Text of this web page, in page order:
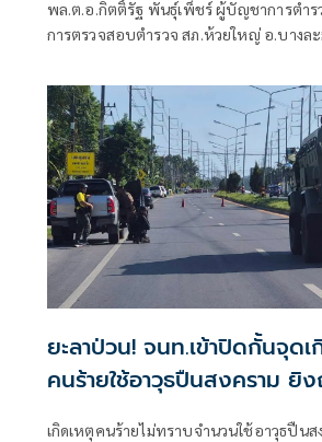
พล.ต.อ.กิตติ์รัฐ พันธุ์เพ็ชร์ ผู้บัญชาการตำร
การตรวจสอบตำรวจ สภ.ห้วยใหญ่ อ.บางล
มาระบุว่า นายป๋องเป็นเด็กเดินยาของตำร
ยะลาป่วน! จนท.เข้าปิดกั้นจุดเ
คนร้ายใช้อาวุธปืนสงคราม ยิ
เกิดเหตุคนร้ายไม่ทราบจำนวนใช้อาวุธปืนส